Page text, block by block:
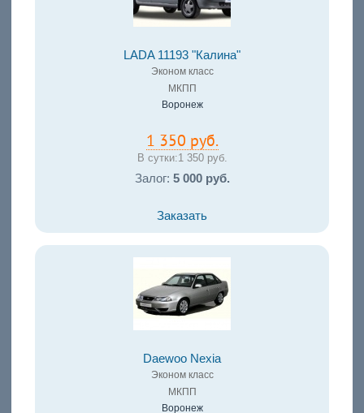
LADA 11193 "Калина"
Эконом класс
МКПП
Воронеж
1 350 руб.
В сутки:1 350 руб.
Залог: 5 000 руб.
Заказать
Daewoo Nexia
Эконом класс
МКПП
Воронеж